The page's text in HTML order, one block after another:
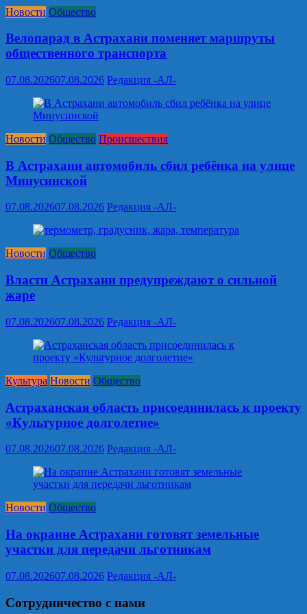
Новости Общество
Велопарад в Астрахани поменяет маршруты
общественного транспорта
07.08.202607.08.2026 Редакция -АЛ-
Новости Общество Происшествия
В Астрахани автомобиль сбил ребёнка на улице
Минусинской
07.08.202607.08.2026 Редакция -АЛ-
Новости Общество
Власти Астрахани предупреждают о сильной
жаре
07.08.202607.08.2026 Редакция -АЛ-
Культура Новости Общество
Астраханская область присоединилась к проекту
«Культурное долголетие»
07.08.202607.08.2026 Редакция -АЛ-
Новости Общество
На окраине Астрахани готовят земельные
участки для передачи льготникам
07.08.202607.08.2026 Редакция -АЛ-
Сотрудничество с нами